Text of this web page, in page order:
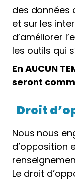
des données
et sur les
d’améliorer
les outils qui
En AUCUN
seront
Droit
Nous nous
d’opposition
Le droit